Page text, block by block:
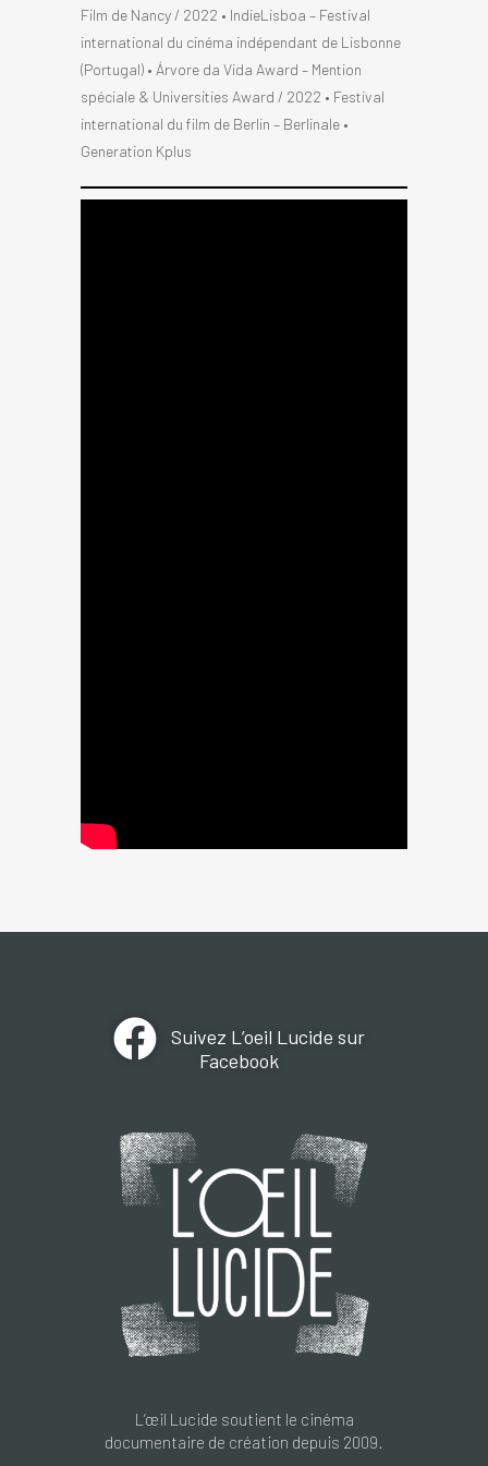
Film de Nancy / 2022 • IndieLisboa – Festival
international du cinéma indépendant de Lisbonne
(Portugal) • Árvore da Vida Award – Mention
spéciale & Universities Award / 2022 • Festival
international du film de Berlin – Berlinale •
Generation Kplus
Suivez L’oeil Lucide sur
Facebook
L’œil Lucide soutient le cinéma
documentaire de création depuis 2009.